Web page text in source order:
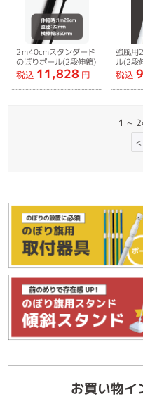
2ｍ40cmスタンダード
のぼりポール(2段伸縮)
全パーツ黒20本セット
税込 11,828 円
強風用
ル(2段
税込
1 ~
<
お買い物イ